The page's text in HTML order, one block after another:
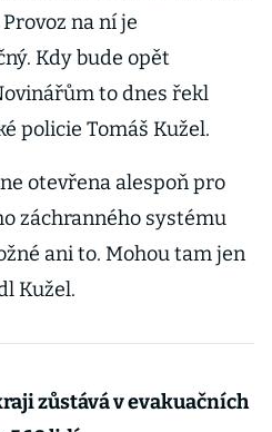
na ní je
Kdy bude opět
to dnes řekl
policie Tomáš Kužel.
otevřena alespoň pro
záchranného systému
ani to. Mohou tam jen
Kužel.
zůstává v evakuačních